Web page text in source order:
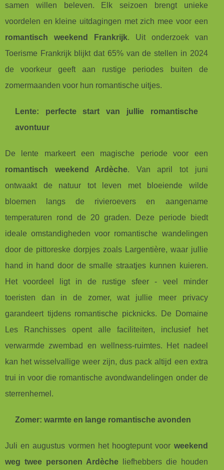
samen willen beleven. Elk seizoen brengt unieke
voordelen en kleine uitdagingen met zich mee voor een
romantisch weekend Frankrijk. Uit onderzoek van
Toerisme Frankrijk blijkt dat 65% van de stellen in 2024
de voorkeur geeft aan rustige periodes buiten de
zomermaanden voor hun romantische uitjes.
Lente: perfecte start van jullie romantische
avontuur
De lente markeert een magische periode voor een
romantisch weekend Ardèche. Van april tot juni
ontwaakt de natuur tot leven met bloeiende wilde
bloemen langs de rivieroevers en aangename
temperaturen rond de 20 graden. Deze periode biedt
ideale omstandigheden voor romantische wandelingen
door de pittoreske dorpjes zoals Largentière, waar jullie
hand in hand door de smalle straatjes kunnen kuieren.
Het voordeel ligt in de rustige sfeer - veel minder
toeristen dan in de zomer, wat jullie meer privacy
garandeert tijdens romantische picknicks. De Domaine
Les Ranchisses opent alle faciliteiten, inclusief het
verwarmde zwembad en wellness-ruimtes. Het nadeel
kan het wisselvallige weer zijn, dus pack altijd een extra
trui in voor die romantische avondwandelingen onder de
sterrenhemel.
Zomer: warmte en lange romantische avonden
Juli en augustus vormen het hoogtepunt voor weekend
weg twee personen Ardècheliefhebbers die houden